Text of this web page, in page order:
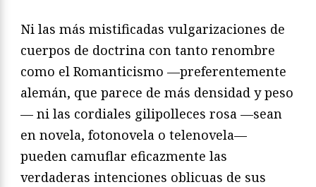
Ni las más mistificadas vulgarizaciones de
cuerpos de doctrina con tanto renombre
como el Romanticismo —preferentemente
alemán, que parece de más densidad y peso
— ni las cordiales gilipolleces rosa —sean
en novela, fotonovela o telenovela—
pueden camuflar eficazmente las
verdaderas intenciones oblicuas de sus